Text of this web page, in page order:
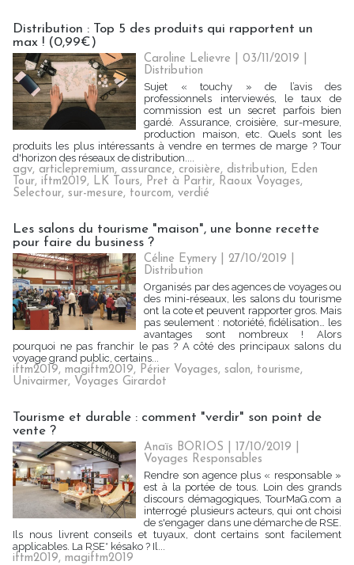
Distribution : Top 5 des produits qui rapportent un
max ! (0,99€)
Caroline Lelievre | 03/11/2019
Distribution
Sujet « touchy » de l’avis des
professionnels interviewés, le taux de
commission est un secret parfois bien
gardé. Assurance, croisière, sur-mesure,
production maison, etc. Quels sont les
produits les plus intéressants à vendre en termes de marge ? Tour
d'horizon des réseaux de distribution....
agv, articlepremium, assurance, croisière, distribution, Eden
Tour, iftm2019, LK Tours, Pret à Partir, Raoux Voyages,
Selectour, sur-mesure, tourcom, verdié
Les salons du tourisme "maison", une bonne recette
pour faire du business ?
Céline Eymery | 27/10/2019
Distribution
Organisés par des agences de voyages ou
des mini-réseaux, les salons du tourisme
ont la cote et peuvent rapporter gros. Mais
pas seulement : notoriété, fidélisation… les
avantages sont nombreux ! Alors
pourquoi ne pas franchir le pas ? A côté des principaux salons du
voyage grand public, certains...
iftm2019, magiftm2019, Périer Voyages, salon, tourisme,
Univairmer, Voyages Girardot
Tourisme et durable : comment "verdir" son point de
vente ?
Anaïs BORIOS | 17/10/2019
Voyages Responsables
Rendre son agence plus « responsable »
est à la portée de tous. Loin des grands
discours démagogiques, TourMaG.com a
interrogé plusieurs acteurs, qui ont choisi
de s'engager dans une démarche de RSE.
Ils nous livrent conseils et tuyaux, dont certains sont facilement
applicables. La RSE* késako ? Il...
iftm2019, magiftm2019